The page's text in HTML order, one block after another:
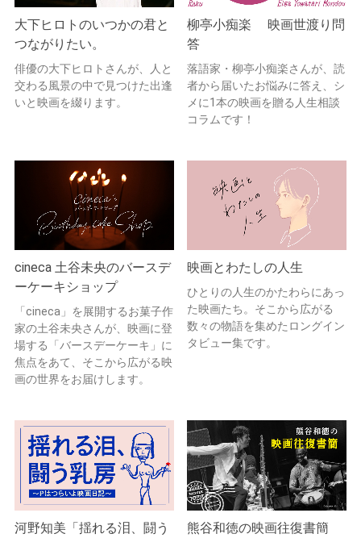
大下ヒロトのいつかの君と
つながりたい。
俳優の大下ヒロトさんが、人と
交わる風景の中で見つけた出逢
いと映画を綴ります。
柳亭小痴楽 映画世渡り問
答
落語家・柳亭小痴楽さんが、読
者から届いたお悩みに答え、シ
メに1本の映画を贈る人生相談
コラムです！
cineca 土谷未央のバースデ
ーケーキショップ
「cineca」を展開するお菓子作
家の土谷未央さんが、映画に登
場する「バースデーケーキ」に
焦点をあて、そこから広がる映
画の世界をお届けします。
映画とわたしの人生
ひとりの人生のかたわらにあっ
た映画たち。そこから広がる
数々の物語を集めたロングイン
タビュー集です。
河野知美「揺れる泪、闘う
熊谷和徳の映画往復書簡